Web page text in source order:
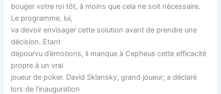
bouger votre roi tôt, à moins que cela ne soit nécessaire.
Le programme, lui,
va devoir envisager cette solution avant de prendre une
décision. Etant
dépourvu d’émotions, il manque à Cepheus cette efficacité
propre à un vrai
joueur de poker. David Sklansky, grand joueur; a déclaré
lors de l’inauguration